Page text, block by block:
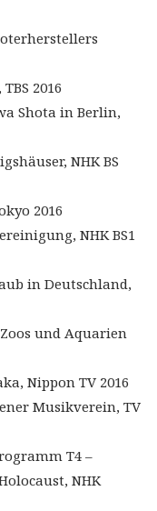
2016
Shota in Berlin,
NHK BS
2016
NHK BS1
in Deutschland,
und Aquarien
Nippon TV 2016
Musikverein, TV
T4 –
NHK